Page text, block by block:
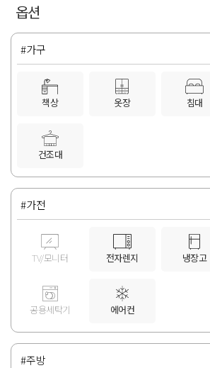
옵션
#가구
책상 옷장 침대
건조대
#가전
TV/모니터 전자렌지 냉장고
공용세탁기 에어컨
#주방